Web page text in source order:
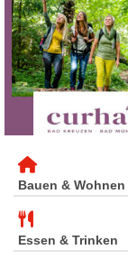
Bauen & Wohnen
Essen & Trinken